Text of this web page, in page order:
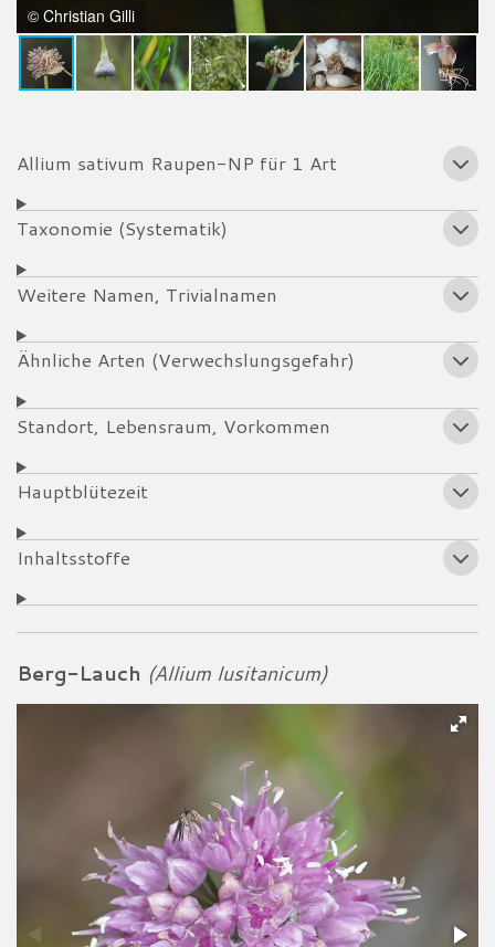
© Christian Gilli
Allium sativum Raupen-NP für 1 Art
Taxonomie (Systematik)
Weitere Namen, Trivialnamen
Ähnliche Arten (Verwechslungsgefahr)
Standort, Lebensraum, Vorkommen
Hauptblütezeit
Inhaltsstoffe
Berg-Lauch (Allium lusitanicum)